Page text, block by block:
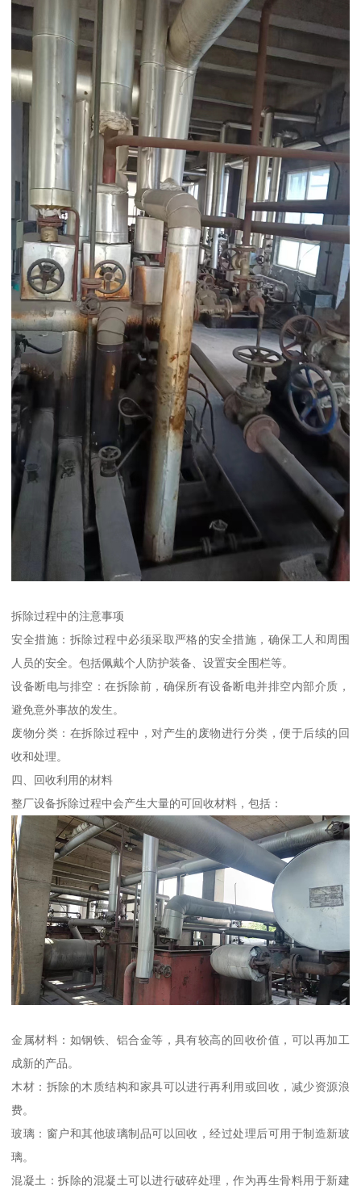
拆除过程中的注意事项
安全措施：拆除过程中必须采取严格的安全措施，确保工人和周围
人员的安全。包括佩戴个人防护装备、设置安全围栏等。
设备断电与排空：在拆除前，确保所有设备断电并排空内部介质，
避免意外事故的发生。
废物分类：在拆除过程中，对产生的废物进行分类，便于后续的回
收和处理。
四、回收利用的材料
整厂设备拆除过程中会产生大量的可回收材料，包括：
金属材料：如钢铁、铝合金等，具有较高的回收价值，可以再加工
成新的产品。
木材：拆除的木质结构和家具可以进行再利用或回收，减少资源浪
费。
玻璃：窗户和其他玻璃制品可以回收，经过处理后可用于制造新玻
璃。
混凝土：拆除的混凝土可以进行破碎处理，作为再生骨料用于新建